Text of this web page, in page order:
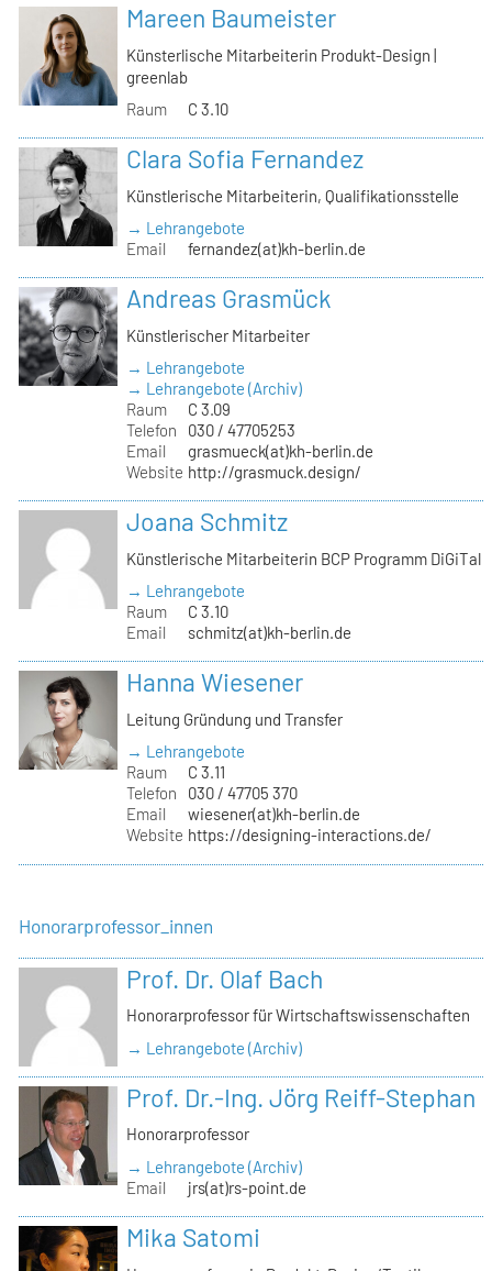
Mareen Baumeister
Künsterlische Mitarbeiterin Produkt-Design |
greenlab
Raum
C 3.10
Clara Sofia Fernandez
Künstlerische Mitarbeiterin, Qualifikationsstelle
→ Lehrangebote
Email
fernandez(at)kh-berlin.de
Andreas Grasmück
Künstlerischer Mitarbeiter
→ Lehrangebote
→ Lehrangebote (Archiv)
Raum
C 3.09
Telefon
030 / 47705253
Email
grasmueck(at)kh-berlin.de
Website http://grasmuck.design/
Joana Schmitz
Künstlerische Mitarbeiterin BCP Programm DiGiTal
→ Lehrangebote
Raum
C 3.10
Email
schmitz(at)kh-berlin.de
Hanna Wiesener
Leitung Gründung und Transfer
→ Lehrangebote
Raum
C 3.11
Telefon
030 / 47705 370
Email
wiesener(at)kh-berlin.de
Website https://designing-interactions.de/
Honorarprofessor_innen
Prof. Dr. Olaf Bach
Honorarprofessor für Wirtschaftswissenschaften
→ Lehrangebote (Archiv)
Prof. Dr.-Ing. Jörg Reiff-Stephan
Honorarprofessor
→ Lehrangebote (Archiv)
Email
jrs(at)rs-point.de
Mika Satomi